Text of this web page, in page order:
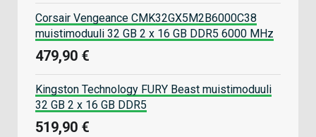
Corsair Vengeance CMK32GX5M2B6000C38
muistimoduuli 32 GB 2 x 16 GB DDR5 6000 MHz
479,90 €
Kingston Technology FURY Beast muistimoduuli
32 GB 2 x 16 GB DDR5
519,90 €